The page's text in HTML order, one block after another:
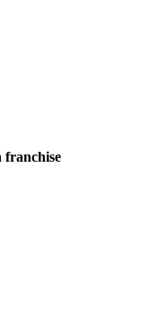
franchise